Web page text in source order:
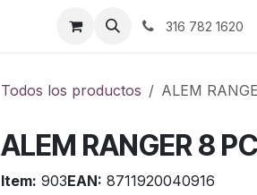
316 782 1620
Todos los productos ALEM
ALEM RANGER 8
Item: 903EAN: 8711920040916